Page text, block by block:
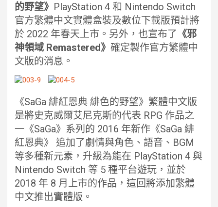
的野望》 PlayStation 4 和 Nintendo Switch
官方繁體中文實體盒裝及數位下載版預計將
於 2022 年春天上市。另外，也宣布了 《邪
神領域 Remastered》 確定製作官方繁體中
文版的消息。
《SaGa 緋紅恩典 緋色的野望》繁體中文版
是將史克威爾艾尼克斯的代表 RPG 作品之
一《SaGa》系列的 2016 年新作《SaGa 緋
紅恩典》 追加了劇情與角色、語音、BGM
等多種新元素，升級為能在 PlayStation 4 與
Nintendo Switch 等 5 種平台遊玩，並於
2018 年 8 月上市的作品，這回將添加繁體
中文推出實體版。